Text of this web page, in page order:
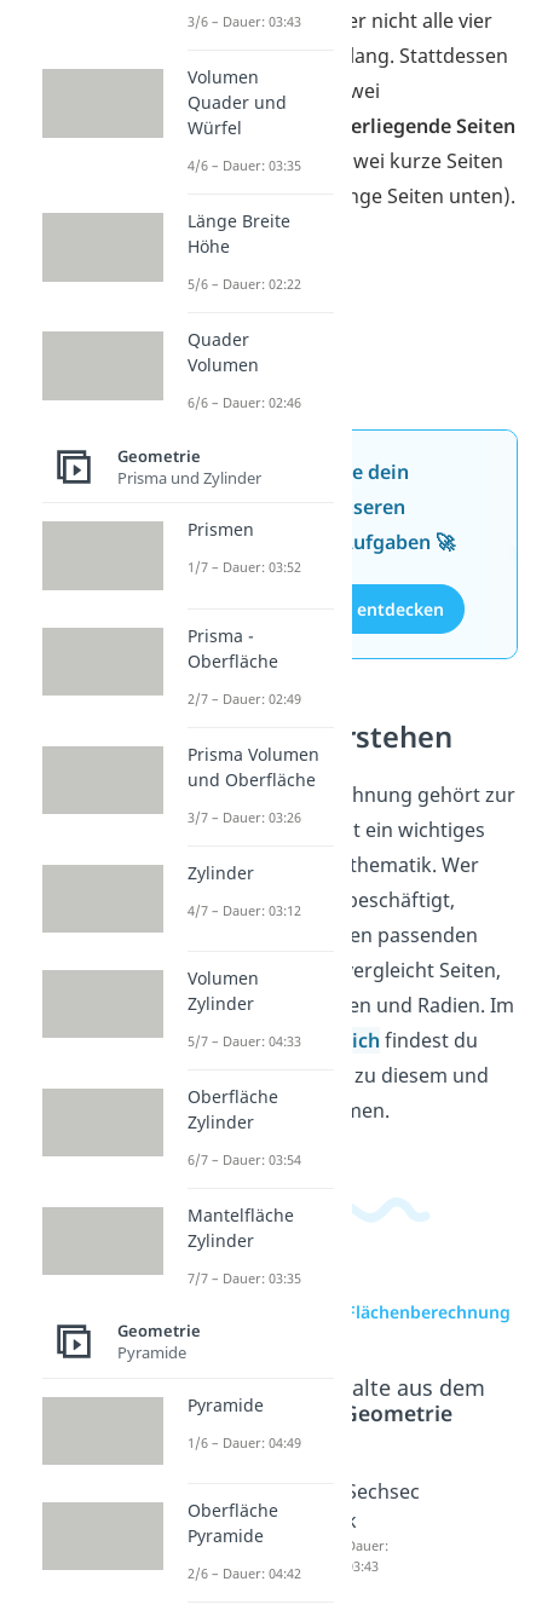
Raute sind hier nicht alle vier
Seiten gleich lang. Stattdessen
sind jeweils zwei
nebeneinanderliegende Seiten
gleich lang
(zwei kurze Seiten
oben, zwei lange Seiten unten).
Jetzt neu: Teste dein
Wissen mit unseren
kostenlosen Aufgaben 🚀
Aufgaben entdecken
Flächen verstehen
Die Flächenberechnung gehört zur
Geometrie und ist ein wichtiges
Thema in der Mathematik. Wer
sich mit Flächen beschäftigt,
ordnet Figuren den passenden
Formeln zu und vergleicht Seiten,
Höhen, Diagonalen und Radien. Im
Mathematikbereich findest du
passende Videos zu diesem und
verwandten Themen.
zur Videoseite: Flächenberechnung
Beliebte Inhalte aus dem
Bereich
Geometrie
hnittsfl
äche
Dauer:
Dauer:
Sechsec
k
Dauer:
03:43
3/6 – Dauer: 03:43
Volumen
Quader und
Würfel
4/6 – Dauer: 03:35
Länge Breite
Höhe
5/6 – Dauer: 02:22
Quader
Volumen
6/6 – Dauer: 02:46
Geometrie
Prisma und Zylinder
Prismen
1/7 – Dauer: 03:52
Prisma -
Oberfläche
2/7 – Dauer: 02:49
Prisma Volumen
und Oberfläche
3/7 – Dauer: 03:26
Zylinder
4/7 – Dauer: 03:12
Volumen
Zylinder
5/7 – Dauer: 04:33
Oberfläche
Zylinder
6/7 – Dauer: 03:54
Mantelfläche
Zylinder
7/7 – Dauer: 03:35
Geometrie
Pyramide
Pyramide
1/6 – Dauer: 04:49
Oberfläche
Pyramide
2/6 – Dauer: 04:42